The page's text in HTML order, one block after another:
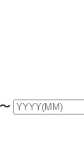
〜